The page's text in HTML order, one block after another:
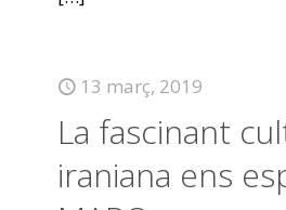
13 març, 2019
La fascinant
iraniana ens